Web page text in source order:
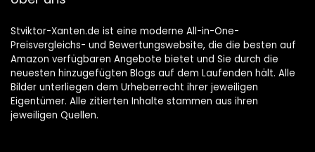
Stviktor-Xanten.de ist eine moderne All-in-One-
Preisvergleichs- und Bewertungswebsite, die die besten auf
Amazon verfügbaren Angebote bietet und Sie durch die
neuesten hinzugefügten Blogs auf dem Laufenden hält. Alle
Bilder unterliegen dem Urheberrecht ihrer jeweiligen
Eigentümer. Alle zitierten Inhalte stammen aus ihren
jeweiligen Quellen.